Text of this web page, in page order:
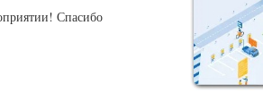
Спасибо